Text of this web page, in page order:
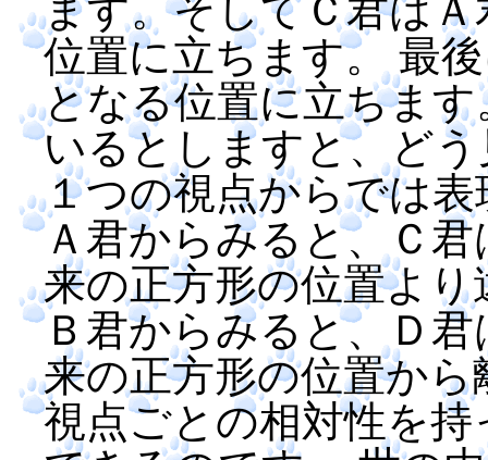
ます。そしてＣ君は
位置に立ちます。 最
となる位置に立ちま
いるとしますと、ど
１つの視点からでは
Ａ君からみると、Ｃ
来の正方形の位置よ
Ｂ君からみると、Ｄ
来の正方形の位置か
視点ごとの相対性を